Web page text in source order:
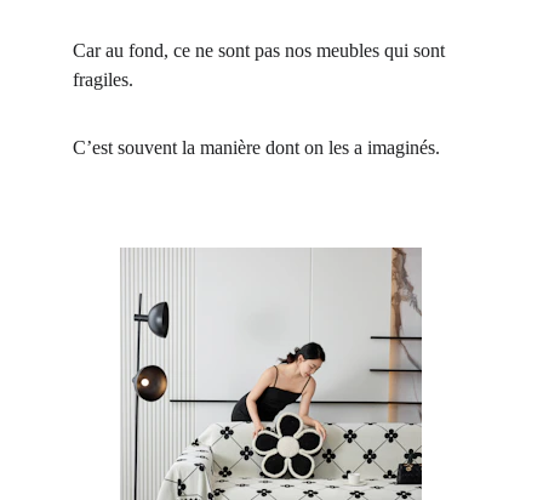
Car au fond, ce ne sont pas nos meubles qui sont
fragiles.
C’est souvent la manière dont on les a imaginés.